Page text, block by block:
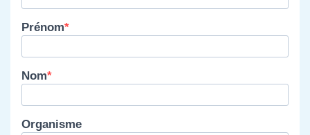
Prénom
Nom
Organisme